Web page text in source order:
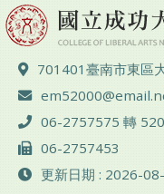
地址 ：
701401臺南市東區
電子郵件 ：
電話 ：
06-2757575 轉
傳真 ：
06-2757453
更新日期 : 2026-